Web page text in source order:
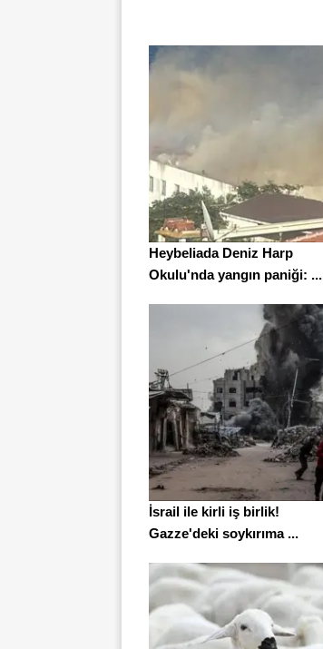
Heybeliada Deniz Harp
Okulu'nda yangın paniği: ...
İsrail ile kirli iş birlik!
Gazze'deki soykırıma ...